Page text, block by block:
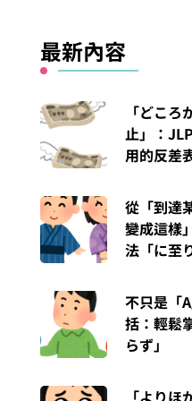
最新內容
「どこ
止」：
用的反差
從「到達
變成這樣
法「に至
不只是「
括：輕鬆
らず」
「より